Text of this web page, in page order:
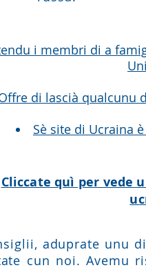
i membri di a
di lascià qualcunu
Sè site di Ucraina
Cliccate quì per vede
aduprate unu
cun noi. Avemu